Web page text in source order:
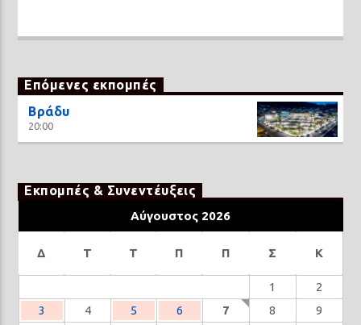
Επόμενες εκπομπές
Βράδυ
20:00
Εκπομπές & Συνεντέυξεις
Αύγουστος 2026
Δ Τ Τ Π Π Σ Κ
1
2
3
4 5 6 7 8
9